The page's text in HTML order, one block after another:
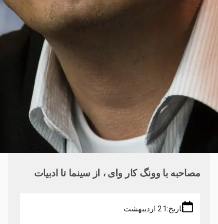
مصاحبه با وونگ کار وای ، از سینما تا ادبیات
تاریخ:21 اردیبهشت